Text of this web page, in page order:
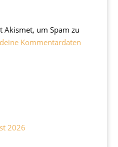
Akismet, um Spam zu
Kommentardaten
2026